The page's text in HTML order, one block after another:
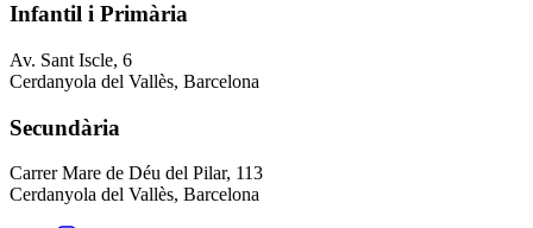
Infantil i Primària
Av. Sant Iscle, 6
Cerdanyola del Vallès, Barcelona
Secundària
Carrer Mare de Déu del Pilar, 113
Cerdanyola del Vallès, Barcelona